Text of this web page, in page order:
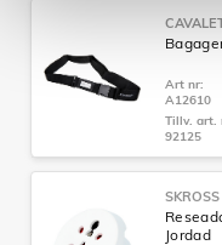
Art nr:
A12610
Tillv. art.
92125
SKROSS
Jordad